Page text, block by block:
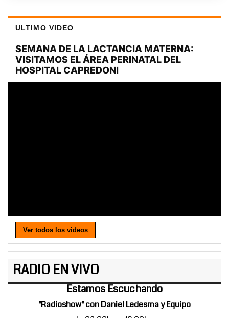
ULTIMO VIDEO
Ver todos los videos
RADIO EN VIVO
Estamos Escuchando
"Radioshow" con Daniel Ledesma y Equipo